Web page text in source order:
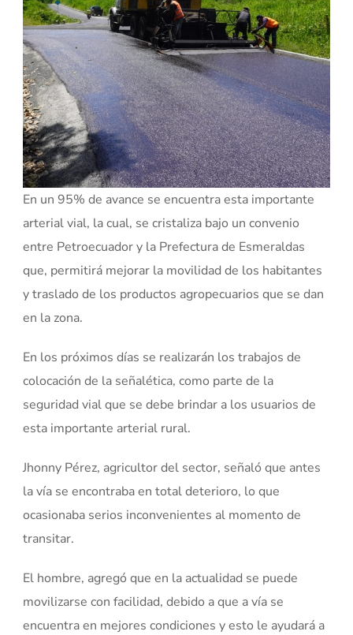
En un 95% de avance se encuentra esta importante
arterial vial, la cual, se cristaliza bajo un convenio
entre Petroecuador y la Prefectura de Esmeraldas
que, permitirá mejorar la movilidad de los habitantes
y traslado de los productos agropecuarios que se dan
en la zona.
En los próximos días se realizarán los trabajos de
colocación de la señalética, como parte de la
seguridad vial que se debe brindar a los usuarios de
esta importante arterial rural.
Jhonny Pérez, agricultor del sector, señaló que antes
la vía se encontraba en total deterioro, lo que
ocasionaba serios inconvenientes al momento de
transitar.
El hombre, agregó que en la actualidad se puede
movilizarse con facilidad, debido a que a vía se
encuentra en mejores condiciones y esto le ayudará a